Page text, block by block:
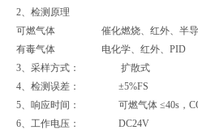
2、检测原理
可燃气体 催化燃烧、红外、半导
有毒气体 电化学、红外、PID
3、采样方式： 扩散式
4、检测误差： ±5%FS
5、响应时间： 可燃气体 ≤40s，
6、工作电压： DC24V